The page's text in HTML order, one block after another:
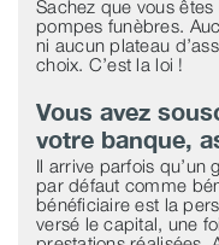
Sachez que vous
pompes funèbres.
ni aucun plateau
choix. C’est la loi !
Vous avez
votre banque,
Il arrive parfois qu’un
par défaut comme
bénéficiaire est la
versé le capital, une